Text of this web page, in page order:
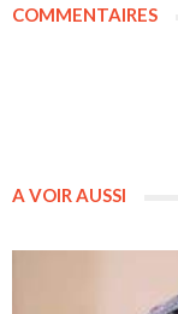
COMMENTAIRES
A VOIR AUSSI